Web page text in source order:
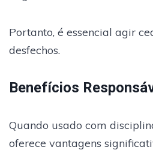
Portanto, é essencial agir
desfechos.
Benefícios
Quando usado com
oferece vantagens